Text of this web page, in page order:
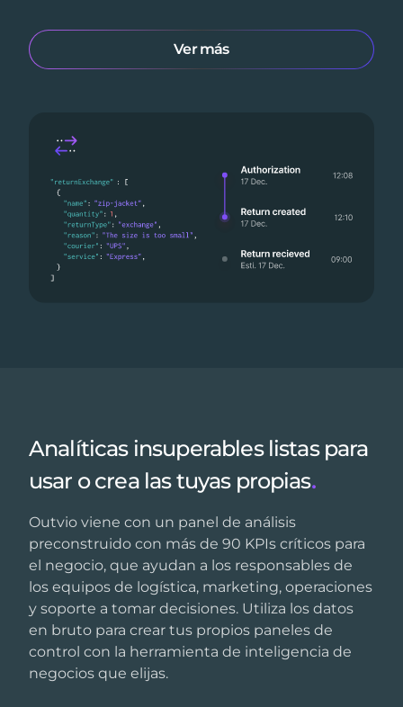
Ver más
Analíticas insuperables listas para
usar o crea las tuyas propias.
Outvio viene con un panel de análisis
preconstruido con más de 90 KPIs críticos para
el negocio, que ayudan a los responsables de
los equipos de logística, marketing, operaciones
y soporte a tomar decisiones. Utiliza los datos
en bruto para crear tus propios paneles de
control con la herramienta de inteligencia de
negocios que elijas.